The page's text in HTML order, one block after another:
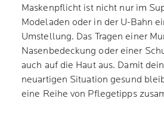
Maskenpflicht ist nicht nur im
Modeladen oder in der U-Bahn
Umstellung. Das Tragen einer
Nasenbedeckung oder einer
auch auf die Haut aus. Damit
neuartigen Situation gesund
eine Reihe von Pflegetipps